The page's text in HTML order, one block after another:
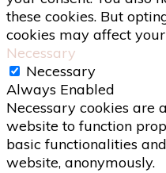
these cookies. But
cookies may affect
Necessary
Necessary
Always Enabled
Necessary cookies are
website to function
basic functionalities
website, anonymously.